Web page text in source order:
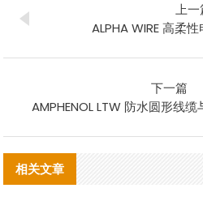
上一
ALPHA WIRE 高柔
下一篇
AMPHENOL LTW 防水圆形线
相关文章